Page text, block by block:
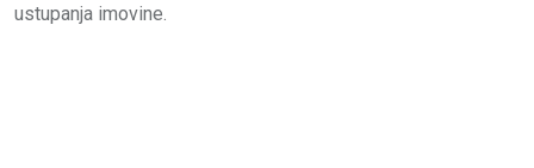
ustupanja imovine.